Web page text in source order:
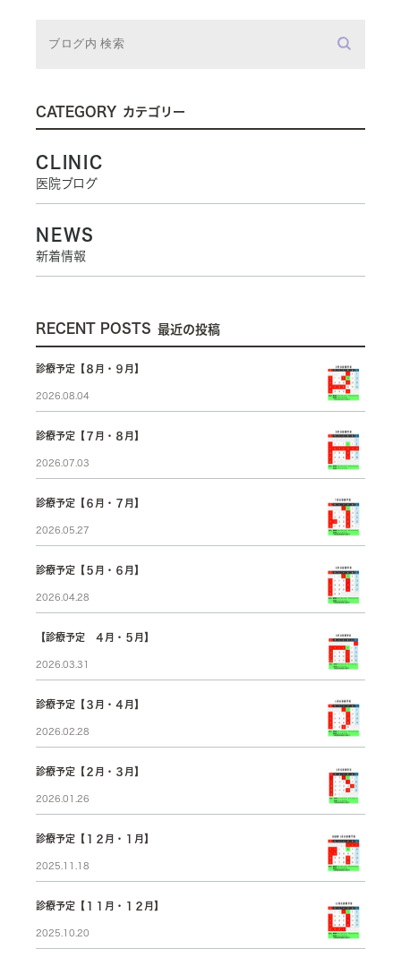
CATEGORY カテゴリー
CLINIC
医院ブログ
NEWS
新着情報
RECENT POSTS 最近の投稿
診療予定【８月・９月】
2026.08.04
診療予定【７月・８月】
2026.07.03
診療予定【６月・７月】
2026.05.27
診療予定【５月・６月】
2026.04.28
【診療予定 ４月・５月】
2026.03.31
診療予定【３月・４月】
2026.02.28
診療予定【２月・３月】
2026.01.26
診療予定【１２月・１月】
2025.11.18
診療予定【１１月・１２月】
2025.10.20